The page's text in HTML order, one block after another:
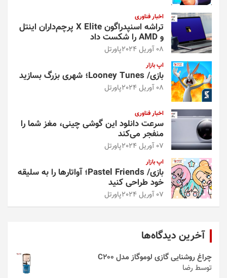
اخبار فناوری
تراشه اسنپدراگون X Elite پرچم‌داران اینتل
و AMD را شکست داد
08 آوریل 2024 پاورتل
اپ بازار
بازی/ Looney Tunes؛ شهری بزرگ بسازید
08 آوریل 2024 پاورتل
اخبار فناوری
سرعت دانلود این گوشی چینی، مغز شما را
منفجر می‌کند
07 آوریل 2024 پاورتل
اپ بازار
بازی/ Pastel Friends؛ آواتارها را به سلیقه
خود طراحی کنید
07 آوریل 2024 پاورتل
آخرین دیدگاه‌ها
چراغ روشنایی گازی لوموگاز مدل C200
توسط رضا